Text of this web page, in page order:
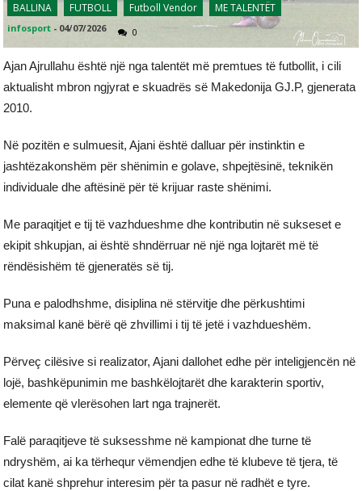
BALLINA FUTBOLL Futboll Vendor ME TALENTËT
infosport - 04/07/2026 0
Ajan Ajrullahu është një nga talentët më premtues të futbollit, i cili
aktualisht mbron ngjyrat e skuadrës së Makedonija GJ.P, gjenerata
2010.
Në pozitën e sulmuesit, Ajani është dalluar për instinktin e
jashtëzakonshëm për shënimin e golave, shpejtësinë, teknikën
individuale dhe aftësinë për të krijuar raste shënimi.
Me paraqitjet e tij të vazhdueshme dhe kontributin në sukseset e
ekipit shkupjan, ai është shndërruar në një nga lojtarët më të
rëndësishëm të gjeneratës së tij.
Puna e palodhshme, disiplina në stërvitje dhe përkushtimi
maksimal kanë bërë që zhvillimi i tij të jetë i vazhdueshëm.
Përveç cilësive si realizator, Ajani dallohet edhe për inteligjencën në
lojë, bashkëpunimin me bashkëlojtarët dhe karakterin sportiv,
elemente që vlerësohen lart nga trajnerët.
Falë paraqitjeve të suksesshme në kampionat dhe turne të
ndryshëm, ai ka tërhequr vëmendjen edhe të klubeve të tjera, të
cilat kanë shprehur interesim për ta pasur në radhët e tyre.